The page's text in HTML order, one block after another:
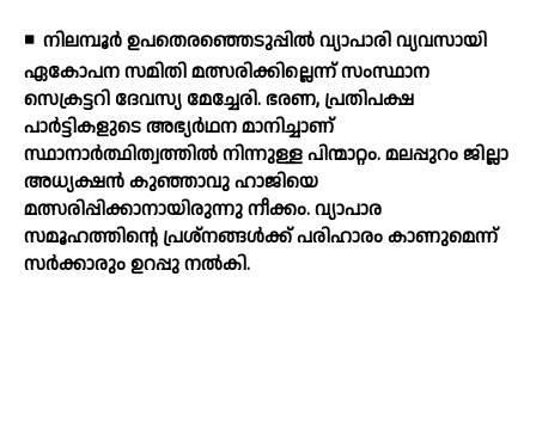
◾ നിലമ്പൂര്‍ ഉപതെരഞ്ഞെടുപ്പില്‍ വ്യാപാരി വ്യവസായി
ഏകോപന സമിതി മത്സരിക്കില്ലെന്ന് സംസ്ഥാന
സെക്രട്ടറി ദേവസ്യ മേച്ചേരി. ഭരണ, പ്രതിപക്ഷ
പാര്‍ട്ടികളുടെ അഭ്യര്‍ഥന മാനിച്ചാണ്
സ്ഥാനാര്‍ത്ഥിത്വത്തില്‍ നിന്നുള്ള പിന്മാറ്റം. മലപ്പുറം ജില്ലാ
അധ്യക്ഷന്‍ കുഞ്ഞാവു ഹാജിയെ
മത്സരിപ്പിക്കാനായിരുന്നു നീക്കം. വ്യാപാര
സമൂഹത്തിന്റെ പ്രശ്നങ്ങള്‍ക്ക് പരിഹാരം കാണുമെന്ന്
സര്‍ക്കാരും ഉറപ്പു നല്‍കി.